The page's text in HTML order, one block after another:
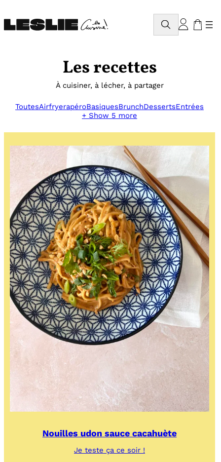
au
contenu
Rechercher
Les recettes
À cuisiner, à lécher, à partager
ToutesAirfryerapéroBasiquesBrunchDessertsEntrées
+ Show 5 more
Nouilles udon sauce cacahuète
Je teste ça ce soir !